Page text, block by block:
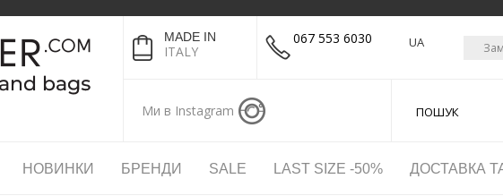
MADE IN
ITALY
067 553 6030
Ми в Instagram
UA
НОВИНКИ БРЕНДИ SALE LAST SIZE -50% ДОСТАВКА